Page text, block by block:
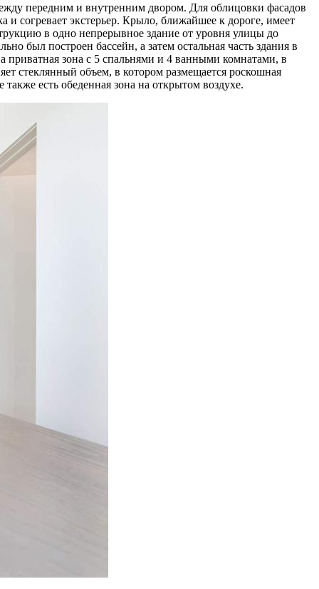
передним и внутренним двором. Для облицовки фасадов
согревает экстерьер. Крыло, ближайшее к дороге, имеет
в одно непрерывное здание от уровня улицы до
был построен бассейн, а затем остальная часть здания в
приватная зона с 5 спальнями и 4 ванными комнатами, в
стеклянный объем, в котором размещается роскошная
есть обеденная зона на открытом воздухе.